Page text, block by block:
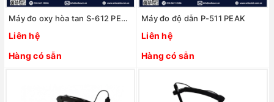
Máy đo oxy hòa tan S-612 PEAK
Liên hệ
Hàng có sẵn
Máy đo độ dẫn P-511 PEAK
Liên hệ
Hàng có sẵn